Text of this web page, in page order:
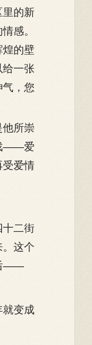
里的新
感。
煌的壁
一张
，您
所崇
——爱
爱情
二街
这个
——
变成